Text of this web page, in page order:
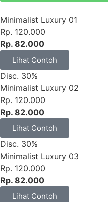
Minimalist Luxury 01
Rp. 120.000
Rp. 82.000
Lihat Contoh
Disc. 30%
Minimalist Luxury 02
Rp. 120.000
Rp. 82.000
Lihat Contoh
Disc. 30%
Minimalist Luxury 03
Rp. 120.000
Rp. 82.000
Lihat Contoh